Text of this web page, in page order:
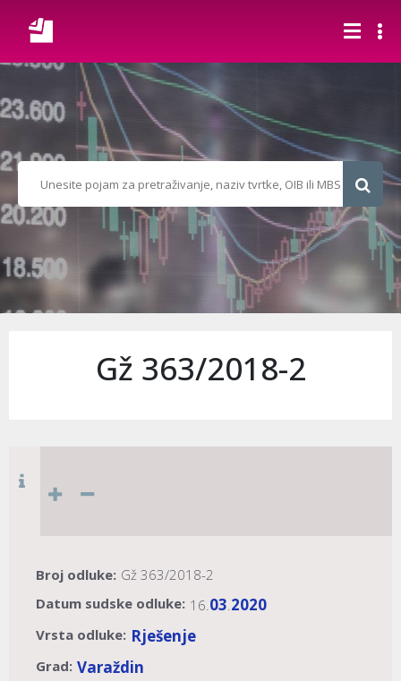
Gž 363/2018-2
Broj odluke: Gž 363/2018-2
Datum sudske odluke: 16.03.2020
Vrsta odluke: Rješenje
Grad: Varaždin